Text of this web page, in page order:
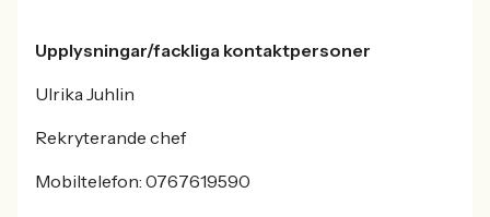
Upplysningar/fackliga kontaktpersoner
Ulrika Juhlin
Rekryterande chef
Mobiltelefon: 0767619590